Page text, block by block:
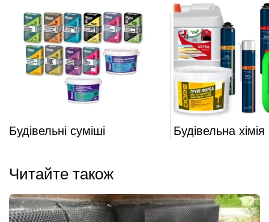
Будівельні суміші Будівельна хімія
Читайте також